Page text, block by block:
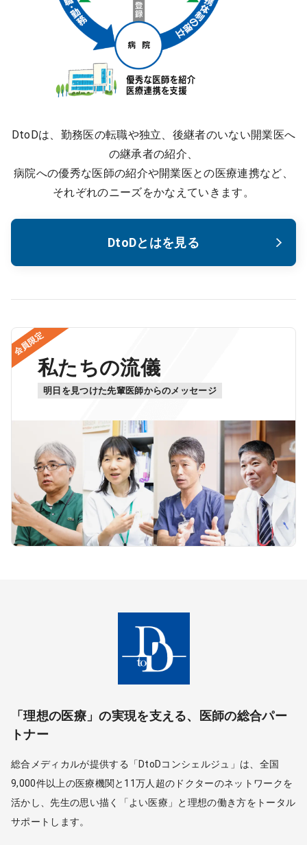
DtoDは、勤務医の転職や独立、後継者のいない開業医へ
の継承者の紹介、
病院への優秀な医師の紹介や開業医との医療連携など、
それぞれのニーズをかなえていきます。
DtoDとはを見る
会員限定
私たちの流儀
明日を見つけた先輩医師からのメッセージ
「理想の医療」の実現を支える、医師の総合パー
トナー
総合メディカルが提供する「DtoDコンシェルジュ」は、全国
9,000件以上の医療機関と11万人超のドクターのネットワークを
活かし、先生の思い描く「よい医療」と理想の働き方をトータル
サポートします。